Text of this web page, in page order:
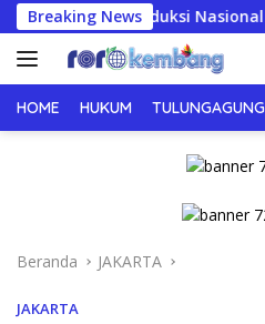
Langsung
ke
konten
Breaking News
Produksi Nasional Saat Panen
HOME HUKUM TULUNGAGUNG
Beranda JAKARTA
JAKARTA